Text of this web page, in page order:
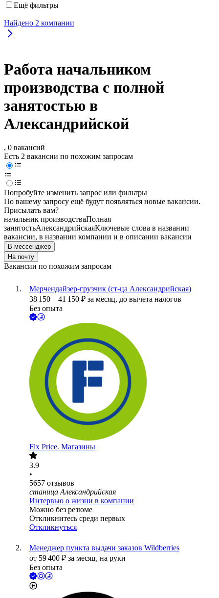
Ещё фильтры
Найдено 2 компании
Работа начальником
производства с полной
занятостью в
Александрийской
, 0 вакансий
Есть 2 вакансии по похожим запросам
Попробуйте изменить запрос или фильтры
По вашему запросу ещё будут появляться новые вакансии.
Присылать вам?
начальник производстваПолная
занятостьАлександрийскаяКлючевые слова в названии
вакансии, в названии компании и в описании вакансии
В мессенджер
На почту
Вакансии по похожим запросам
Мерчендайзер-грузчик (ст-ца Александрийская)
38 150 – 41 150 ₽ за месяц, до вычета налогов
Без опыта
Fix Price. Магазины
3.9
•
5657 отзывов
станица Александрийская
Интервью о жизни в компании
Можно без резюме
Откликнитесь среди первых
Откликнуться
Менеджер пункта выдачи заказов Wildberries
от 59 400 ₽ за месяц, на руки
Без опыта